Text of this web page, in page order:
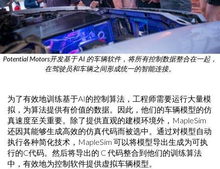
Potential Motors开发基于 AI 的车辆软件，将所有控制数据整合在一起，
在驾驶员和车辆之间形成统一的智能连接。
为了有效地训练基于AI的控制算法，工程师需要运行大量模
拟，为算法提供有价值的数据。因此，他们的车辆模型的仿
真速度至关重要。除了提供直观的建模环境外，MapleSim
还因其能够生成高效的仿真代码而被选中。通过对模型自动
执行各种简化技术，MapleSim 可以将模型导出生成为可执
行的C代码。然后将导出的 C 代码整合到他们的训练算法
中，有效地为控制软件提供虚拟车辆模型。